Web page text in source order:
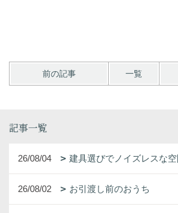
前の記事 一覧
記事一覧
26/08/04 建具選びでノイズレスな
26/08/02 お引渡し前のおうち